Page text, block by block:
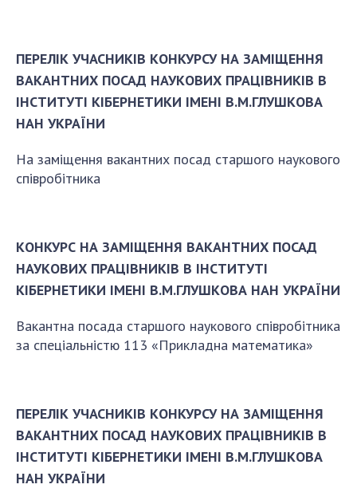
100-РІЧЧЯ ВІД ДНЯ НАРОДЖЕННЯ В.М.
ГЛУШКОВА
ПЕРЕЛІК УЧАСНИКІВ КОНКУРСУ НА ЗАМІЩЕННЯ
ВАКАНТНИХ ПОСАД НАУКОВИХ ПРАЦІВНИКІВ В
ІНСТИТУТІ КІБЕРНЕТИКИ ІМЕНІ В.М.ГЛУШКОВА
НАН УКРАЇНИ
На заміщення вакантних посад старшого наукового
співробітника
КОНКУРС НА ЗАМІЩЕННЯ ВАКАНТНИХ ПОСАД
НАУКОВИХ ПРАЦІВНИКІВ В ІНСТИТУТІ
КІБЕРНЕТИКИ ІМЕНІ В.М.ГЛУШКОВА НАН УКРАЇНИ
Вакантна посада старшого наукового співробітника
за спеціальністю 113 «Прикладна математика»
ПЕРЕЛІК УЧАСНИКІВ КОНКУРСУ НА ЗАМІЩЕННЯ
ВАКАНТНИХ ПОСАД НАУКОВИХ ПРАЦІВНИКІВ В
ІНСТИТУТІ КІБЕРНЕТИКИ ІМЕНІ В.М.ГЛУШКОВА
НАН УКРАЇНИ